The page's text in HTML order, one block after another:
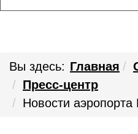
Вы здесь: Главная
Пресс-центр
Новости аэропорта